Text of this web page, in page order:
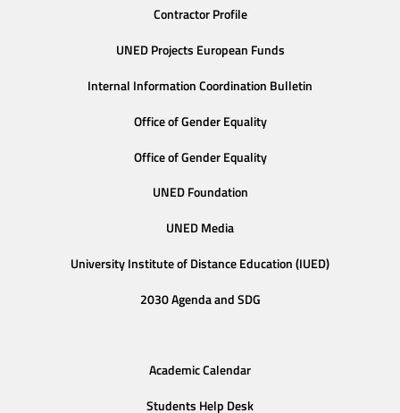
Contractor Profile
UNED Projects European Funds
Internal Information Coordination Bulletin
Office of Gender Equality
Office of Gender Equality
UNED Foundation
UNED Media
University Institute of Distance Education (IUED)
2030 Agenda and SDG
Academic Calendar
Students Help Desk